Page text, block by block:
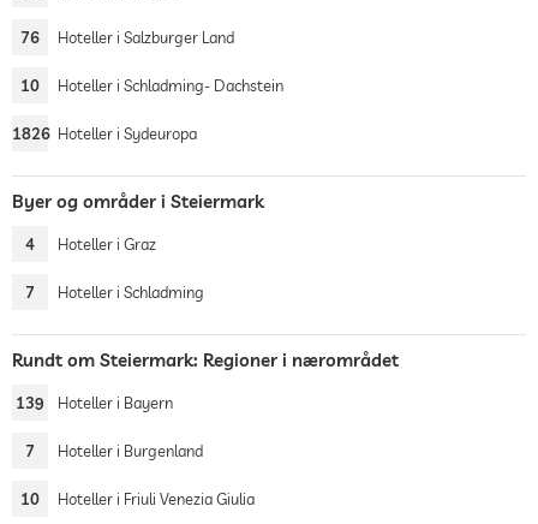
76 Hoteller i Salzburger Land
10 Hoteller i Schladming- Dachstein
1826 Hoteller i Sydeuropa
Byer og områder i Steiermark
4 Hoteller i Graz
7 Hoteller i Schladming
Rundt om Steiermark: Regioner i nærområdet
139 Hoteller i Bayern
7 Hoteller i Burgenland
10 Hoteller i Friuli Venezia Giulia